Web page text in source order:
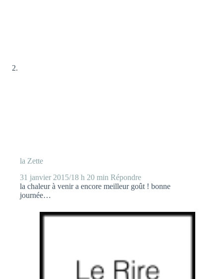
la Zette
31 janvier 2015/18 h 20 min Répondre
la chaleur à venir a encore meilleur goût ! bonne
journée…